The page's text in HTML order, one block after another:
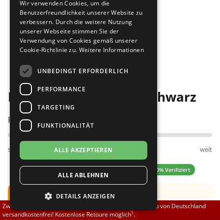
Brautschuhe
Sneaker
Übergrößen 43-44
Flexerinas
Merlet
Nueva Epoca
RayRose
Rummos
Rumpf
SoDanca
TopTanz
Bilder
Diamant 202-005-615 schwarz
Passt am besten bei Fußweite:
schmal normal weit
4.50 (6 Bewertungen) ✓ 100% Verifiziert
Hinweis: Der Schuh fällt klein aus.
Empfehlung: Bitte eine halbe Nummer größer
Zwischen 70,00 EUR und 800,00 EUR liefern wir innerhalb von Deutschland
versandkostenfrei! Kostenlose Retoure möglich1.
Wir verwenden Cookies, um die
Benutzerfreundlichkeit unserer Website zu
verbessern. Durch die weitere Nutzung
unserer Webseite stimmen Sie der
Verwendung von Cookies gemäß unserer
Cookie-Richtlinie zu. Weitere Informationen
UNBEDINGT ERFORDERLICH
PERFORMANCE
TARGETING
FUNKTIONALITÄT
ALLE AKZEPTIEREN
ALLE ABLEHNEN
DETAILS ANZEIGEN